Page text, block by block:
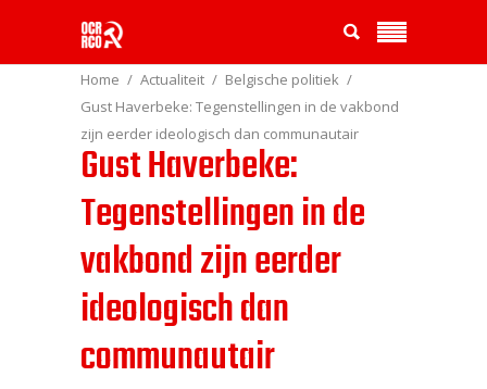
Home Actualiteit
Belgische politiek
Gust Haverbeke: Tegenstellingen in de vakbond
zijn eerder ideologisch dan communautair
Gust Haverbeke:
Tegenstellingen in de
vakbond zijn eerder
ideologisch dan
communautair